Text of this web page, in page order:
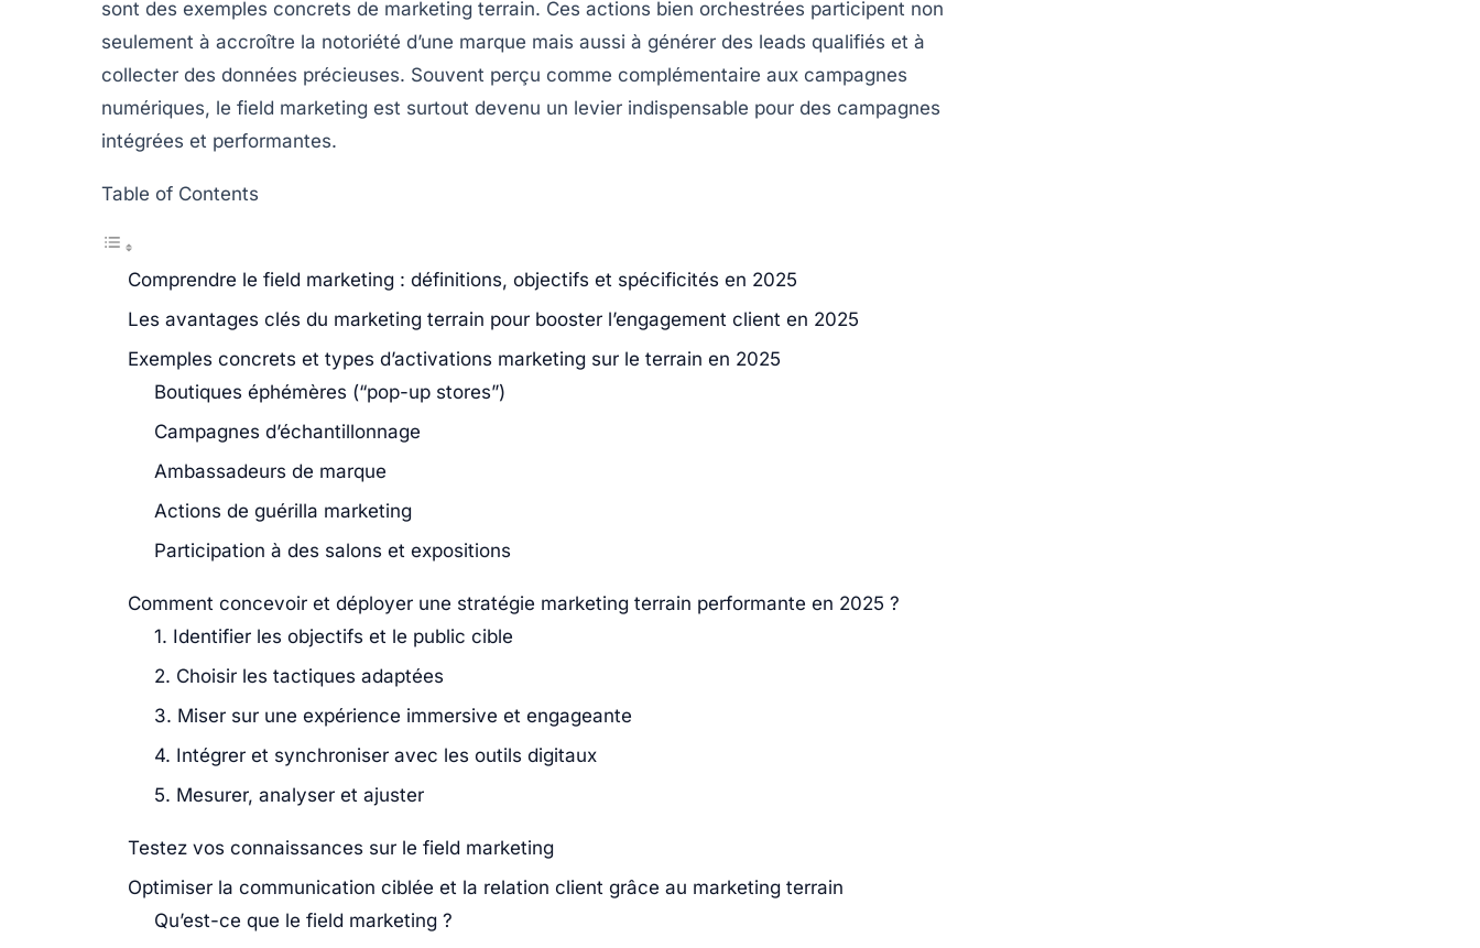
sont des exemples concrets de marketing terrain. Ces actions bien orchestrées participent non
seulement à accroître la notoriété d’une marque mais aussi à générer des leads qualifiés et à
collecter des données précieuses. Souvent perçu comme complémentaire aux campagnes
numériques, le field marketing est surtout devenu un levier indispensable pour des campagnes
intégrées et performantes.
Table of Contents
Comprendre le field marketing : définitions, objectifs et spécificités en 2025
Les avantages clés du marketing terrain pour booster l’engagement client en 2025
Exemples concrets et types d’activations marketing sur le terrain en 2025
Boutiques éphémères (“pop-up stores”)
Campagnes d’échantillonnage
Ambassadeurs de marque
Actions de guérilla marketing
Participation à des salons et expositions
Comment concevoir et déployer une stratégie marketing terrain performante en 2025 ?
1. Identifier les objectifs et le public cible
2. Choisir les tactiques adaptées
3. Miser sur une expérience immersive et engageante
4. Intégrer et synchroniser avec les outils digitaux
5. Mesurer, analyser et ajuster
Testez vos connaissances sur le field marketing
Optimiser la communication ciblée et la relation client grâce au marketing terrain
Qu’est-ce que le field marketing ?